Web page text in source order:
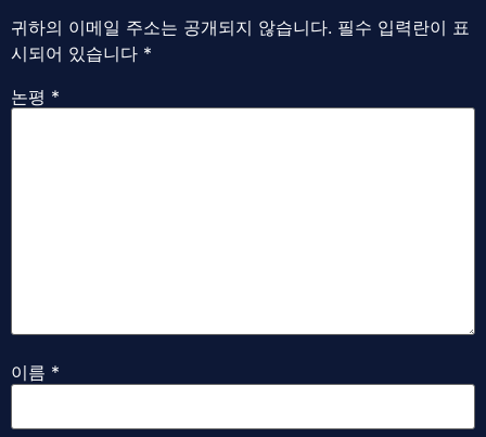
귀하의 이메일 주소는 공개되지 않습니다. 필수 입력란이 표
시되어 있습니다 *
논평 *
이름 *